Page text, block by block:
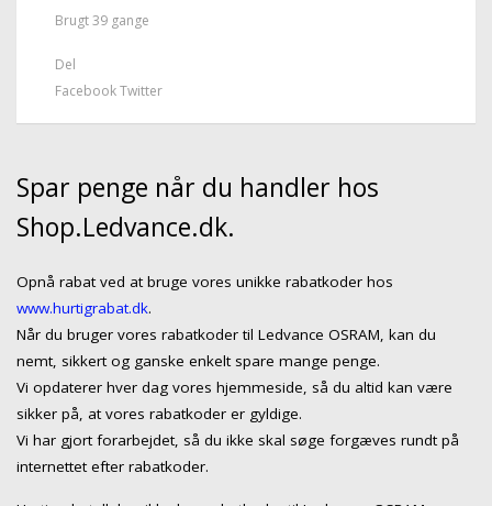
Brugt 39 gange
Del
FacebookTwitter
Spar penge når du handler hos
Shop.Ledvance.dk.
Opnå rabat ved at bruge vores unikke rabatkoder hos
www.hurtigrabat.dk.
Når du bruger vores rabatkoder til Ledvance OSRAM, kan du
nemt, sikkert og ganske enkelt spare mange penge.
Vi opdaterer hver dag vores hjemmeside, så du altid kan være
sikker på, at vores rabatkoder er gyldige.
Vi har gjort forarbejdet, så du ikke skal søge forgæves rundt på
internettet efter rabatkoder.